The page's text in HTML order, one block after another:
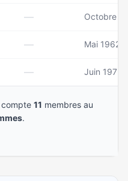
— Octobre
— Mai 1962
— Juin 1972
11 membres au
.